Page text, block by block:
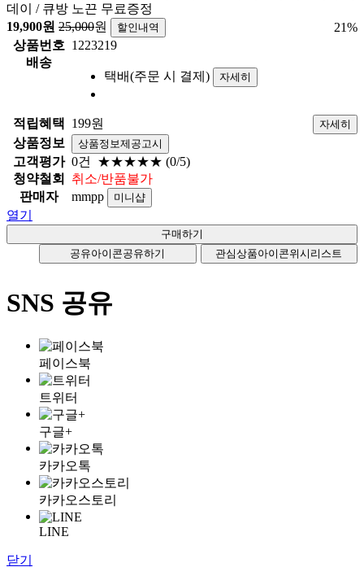
데이 / 큐방 노끈 무료증정
19,900원 25,000원 할인내역 21%
상품번호 1223219
배송
택배(주문 시 결제)
자세히
적립혜택 199원 자세히
상품정보 상품정보제공고시
고객평가 0건 ★★★★★ (0/5)
청약철회
취소/반품불가
판매자
mmpp 미니샵
열기
공유아이콘공유하기 관심상품아이콘위시리스트
SNS 공유
페이스북
트위터
구글+
카카오톡
카카오스토리
LINE
닫기